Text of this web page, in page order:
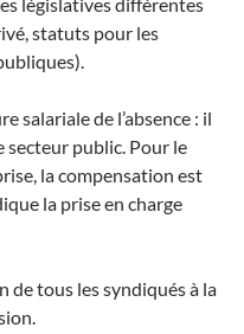
statuts pour les
salariale de l’absence : il
secteur public. Pour le
la compensation est
la prise en charge
de tous les syndiqués à la